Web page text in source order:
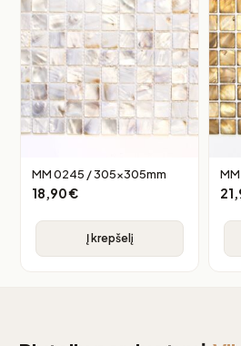
MM 0245 / 305x305mm
18,90€
Į krepšelį